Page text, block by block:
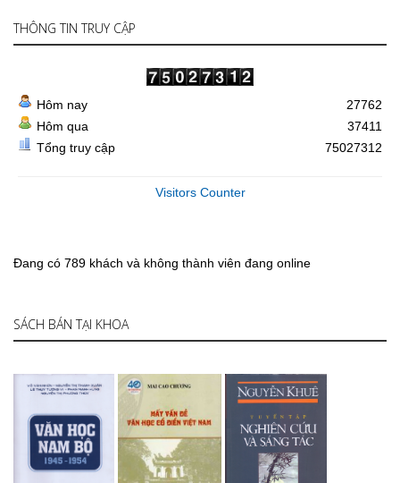
THÔNG TIN TRUY CẬP
Hôm nay
Hôm qua
Tổng truy cập
27762
37411
75027312
Visitors Counter
Đang có 789 khách và không thành viên đang online
SÁCH BÁN TẠI KHOA